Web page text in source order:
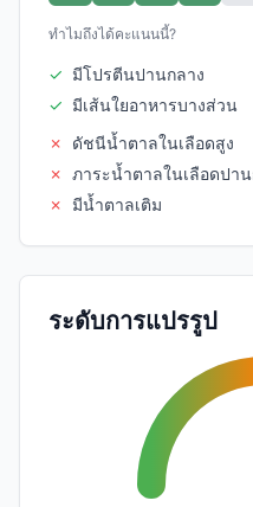
ทำไมถึงได้คะแนนนี้?
✓ มีโปรตีนปานกลาง
✓ มีเส้นใยอาหารบางส่วน
✗
ดัชนีน้ำตาลในเลือดสูง
✗ ภาระน้ำตาลในเลือดปาน
✗
มีน้ำตาลเติม
ระดับการแปรรูป